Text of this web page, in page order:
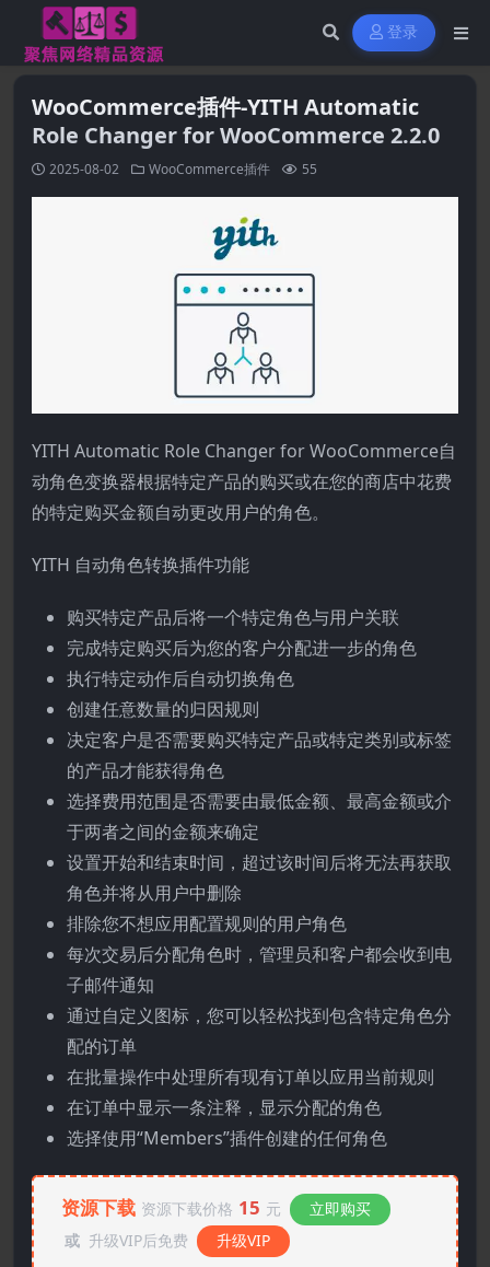
登录
WooCommerce插件-YITH Automatic
Role Changer for WooCommerce 2.2.0
2025-08-02 WooCommerce插件 55
YITH Automatic Role Changer for WooCommerce自
动角色变换器根据特定产品的购买或在您的商店中花费
的特定购买金额自动更改用户的角色。
YITH 自动角色转换插件功能
购买特定产品后将一个特定角色与用户关联
完成特定购买后为您的客户分配进一步的角色
执行特定动作后自动切换角色
创建任意数量的归因规则
决定客户是否需要购买特定产品或特定类别或标签
的产品才能获得角色
选择费用范围是否需要由最低金额、最高金额或介
于两者之间的金额来确定
设置开始和结束时间，超过该时间后将无法再获取
角色并将从用户中删除
排除您不想应用配置规则的用户角色
每次交易后分配角色时，管理员和客户都会收到电
子邮件通知
通过自定义图标，您可以轻松找到包含特定角色分
配的订单
在批量操作中处理所有现有订单以应用当前规则
在订单中显示一条注释，显示分配的角色
选择使用“Members”插件创建的任何角色
资源下载 资源下载价格 15 元
立即购买
或 升级VIP后免费 升级VIP